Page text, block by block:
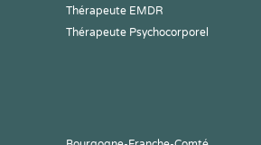
Thérapeute EMDR
Thérapeute Psychocorporel